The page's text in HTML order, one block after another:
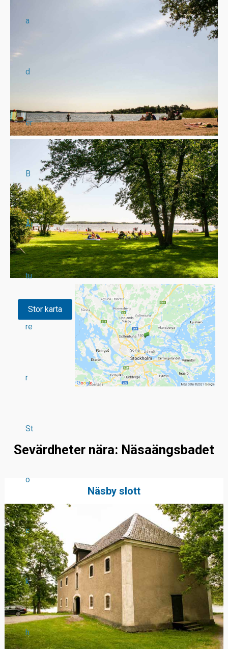
a
d
er
B
Åt
tu
re
r
St
o
c
k
h
Stor karta
Sevärdheter nära: Näsaängsbadet
Näsby slott